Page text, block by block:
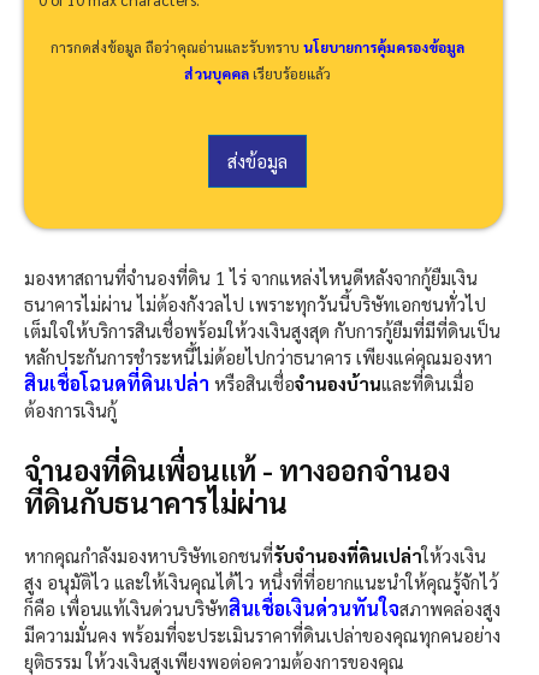
การกดส่งข้อมูล ถือว่าคุณอ่านและรับทราบ นโยบายการคุ้มครองข้อมูล
ส่วนบุคคล เรียบร้อยแล้ว
โ
ร
ติ
ด
ต่
อ
ก
ลั
:
ส่งข้อมูล
มองหาสถานที่จำนองที่ดิน 1 ไร่ จากแหล่งไหนดีหลังจากกู้ยืมเงิน
ธนาคารไม่ผ่าน ไม่ต้องกังวลไป เพราะทุกวันนี้บริษัทเอกชนทั่วไป
เต็มใจให้บริการสินเชื่อพร้อมให้วงเงินสูงสุด กับการกู้ยืมที่มีที่ดินเป็น
หลักประกันการชำระหนี้ไม่ด้อยไปกว่าธนาคาร เพียงแค่คุณมองหา
สินเชื่อโฉนดที่ดินเปล่า หรือสินเชื่อจำนองบ้านและที่ดินเมื่อ
ต้องการเงินกู้
จำนองที่ดินเพื่อนแท้ - ทางออกจำนอง
ที่ดินกับธนาคารไม่ผ่าน
หากคุณกำลังมองหาบริษัทเอกชนที่รับจำนองที่ดินเปล่าให้วงเงิน
สูง อนุมัติไว และให้เงินคุณได้ไว หนึ่งที่ที่อยากแนะนำให้คุณรู้จักไว้
ก็คือ เพื่อนแท้เงินด่วนบริษัทสินเชื่อเงินด่วนทันใจสภาพคล่องสูง
มีความมั่นคง พร้อมที่จะประเมินราคาที่ดินเปล่าของคุณทุกคนอย่าง
ยุติธรรม ให้วงเงินสูงเพียงพอต่อความต้องการของคุณ